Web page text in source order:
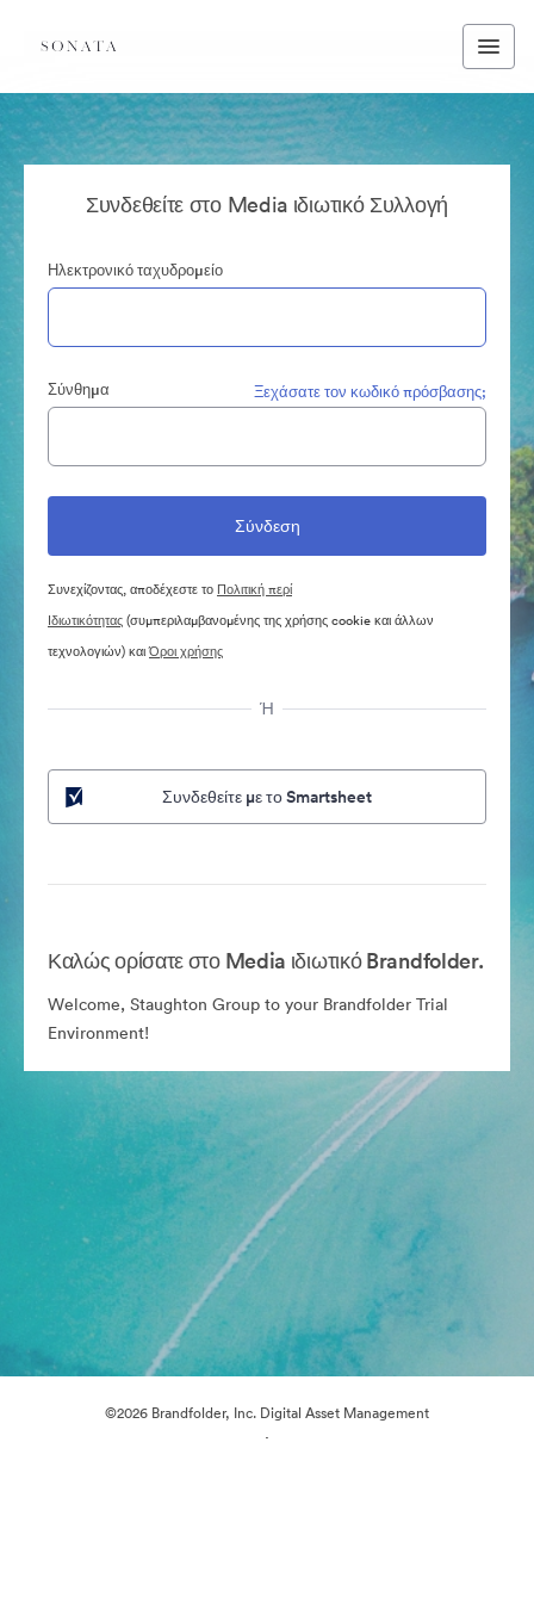
Συνδεθείτε στο Media ιδιωτικό Συλλογή
Ηλεκτρονικό ταχυδρομείο
Σύνθημα Ξεχάσατε τον κωδικό πρόσβασης;
Συνεχίζοντας, αποδέχεστε το Πολιτική περί
Ιδιωτικότητας(συμπεριλαμβανομένης της χρήσης cookie και άλλων
τεχνολογιών) καιΌροι χρήσης
Ή
Συνδεθείτε με το Smartsheet
Καλώς ορίσατε στο Media ιδιωτικό Brandfolder.
Welcome, Staughton Group to your Brandfolder Trial
Environment!
©2026 Brandfolder, Inc. Digital Asset Management
·